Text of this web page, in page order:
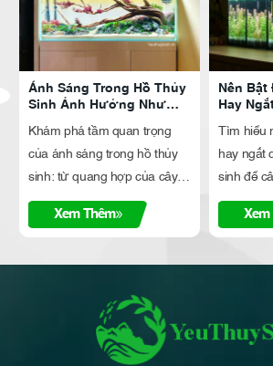
Ánh Sáng Trong Hồ Thủy
Sinh Ảnh Hưởng Như
Khám phá tầm quan trọng
của ánh sáng trong hồ thủy
sinh: từ quang hợp của cây,
sự phát triển của hệ sinh thái
đến cách lựa chọn đèn phù
quang phổ và nhiệt độ màu
tưởng cho cá và cây.
Xem Thêm
Nên
Hay
Tìm hiểu
hay ngắt
sinh để
hạn chế
tích ưu
Xem